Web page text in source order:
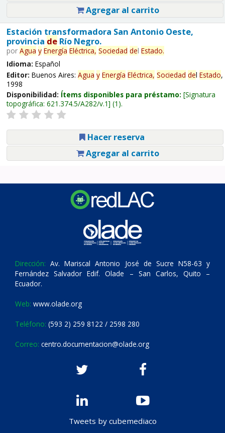
Agregar al carrito
Estación transformadora San Antonio Oeste,
provincia deRío Negro.
por Agua y Energía Eléctrica, Sociedad del Estado.
Idioma: Español
Editor: Buenos Aires: Agua y Energía Eléctrica, Sociedad del Estado,
1998
Disponibilidad: Ítems disponibles para préstamo: Signatura
topográfica: 621.374.5/A282/v.1 (1).
Hacer reserva
Agregar al carrito
Dirección: Av. Mariscal Antonio José de Sucre N58-63 y
Fernández Salvador Edif. Olade – San Carlos, Quito –
Ecuador.
Web: www.olade.org
Teléfono: (593 2) 259 8122 / 2598 280
Correo: centro.documentacion@olade.org
Tweets by cubemediaco